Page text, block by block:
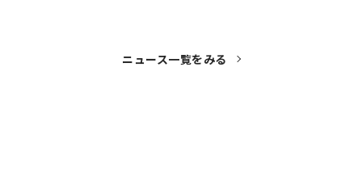
ニュース一覧をみる